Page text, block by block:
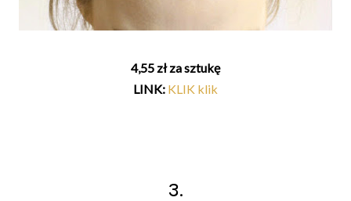
4,55 zł za sztukę
LINK: KLIK klik
3.